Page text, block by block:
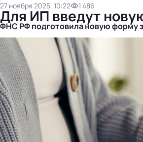
27 ноября 2025, 10:22 1 486
Для ИП введут
ФНС РФ подготовила новую форму